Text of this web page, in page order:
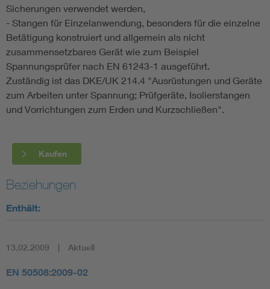
Sicherungen verwendet werden,
- Stangen für Einzelanwendung, besonders für die einzelne
Betätigung konstruiert und allgemein als nicht
zusammensetzbares Gerät wie zum Beispiel
Spannungsprüfer nach EN 61243-1 ausgeführt.
Zuständig ist das DKE/UK 214.4 "Ausrüstungen und Geräte
zum Arbeiten unter Spannung; Prüfgeräte, Isolierstangen
und Vorrichtungen zum Erden und Kurzschließen".
Kaufen
Beziehungen
Enthält:
13.02.2009 Aktuell
EN 50508:2009-02